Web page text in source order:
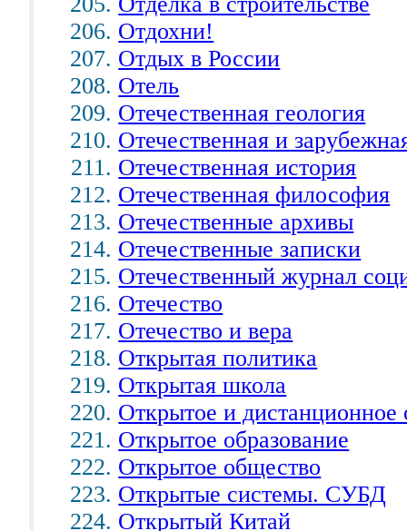
Отдохни!
Отдых в России
Отель
Отечественная геология
Отечественная и
Отечественная история
Отечественная философия
Отечественные архивы
Отечественные записки
Отечественный журнал
Отечество
Отечество и вера
Открытая политика
Открытая школа
Открытое и дистанционное
Открытое образование
Открытое общество
Открытые системы. СУБД
Открытый Китай